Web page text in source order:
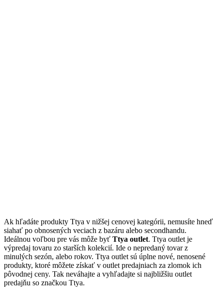
Ak hľadáte produkty Ttya v nižšej cenovej kategórii, nemusíte hneď
siahať po obnosených veciach z bazáru alebo secondhandu.
Ideálnou voľbou pre vás môže byť Ttya outlet. Ttya outlet je
výpredaj tovaru zo starších kolekcií. Ide o nepredaný tovar z
minulých sezón, alebo rokov. Ttya outlet sú úplne nové, nenosené
produkty, ktoré môžete získať v outlet predajniach za zlomok ich
pôvodnej ceny. Tak neváhajte a vyhľadajte si najbližšiu outlet
predajňu so značkou Ttya.